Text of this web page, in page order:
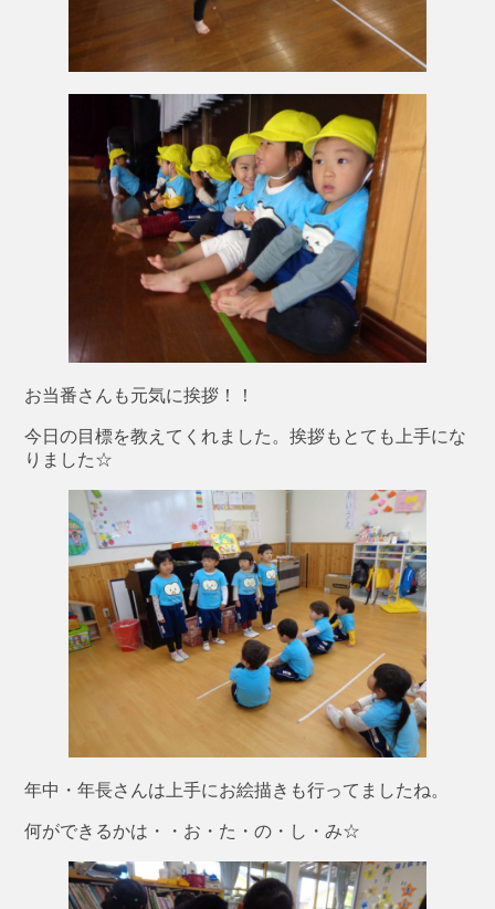
お当番さんも元気に挨拶！！
今日の目標を教えてくれました。挨拶もとても上手にな
りました☆
年中・年長さんは上手にお絵描きも行ってましたね。
何ができるかは・・お・た・の・し・み☆